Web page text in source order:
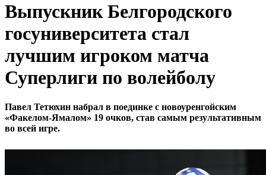
Выпускник Белгородского
госуниверситета стал
лучшим игроком матча
Суперлиги по волейболу
Павел Тетюхин набрал в поединке с новоуренгойским
«Факелом-Ямалом» 19 очков, став самым результативным
во всей игре.